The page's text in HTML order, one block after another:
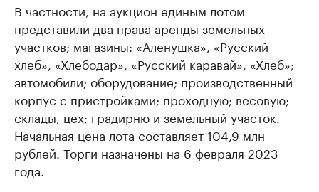
В частности, на аукцион единым лотом
представили два права аренды земельных
участков; магазины: «Аленушка», «Русский
хлеб», «Хлебодар», «Русский каравай», «Хлеб»;
автомобили; оборудование; производственный
корпус с пристройками; проходную; весовую;
склады, цех; градирню и земельный участок.
Начальная цена лота составляет 104,9 млн
рублей. Торги назначены на 6 февраля 2023
года.